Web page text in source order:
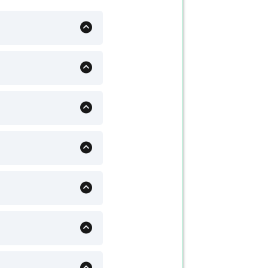
permettre de